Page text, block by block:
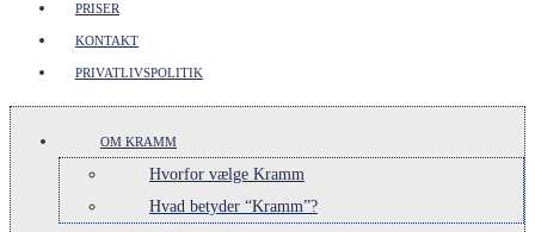
PRISER
KONTAKT
PRIVATLIVSPOLITIK
OM KRAMM
Hvorfor vælge Kramm
Hvad betyder “Kramm”?